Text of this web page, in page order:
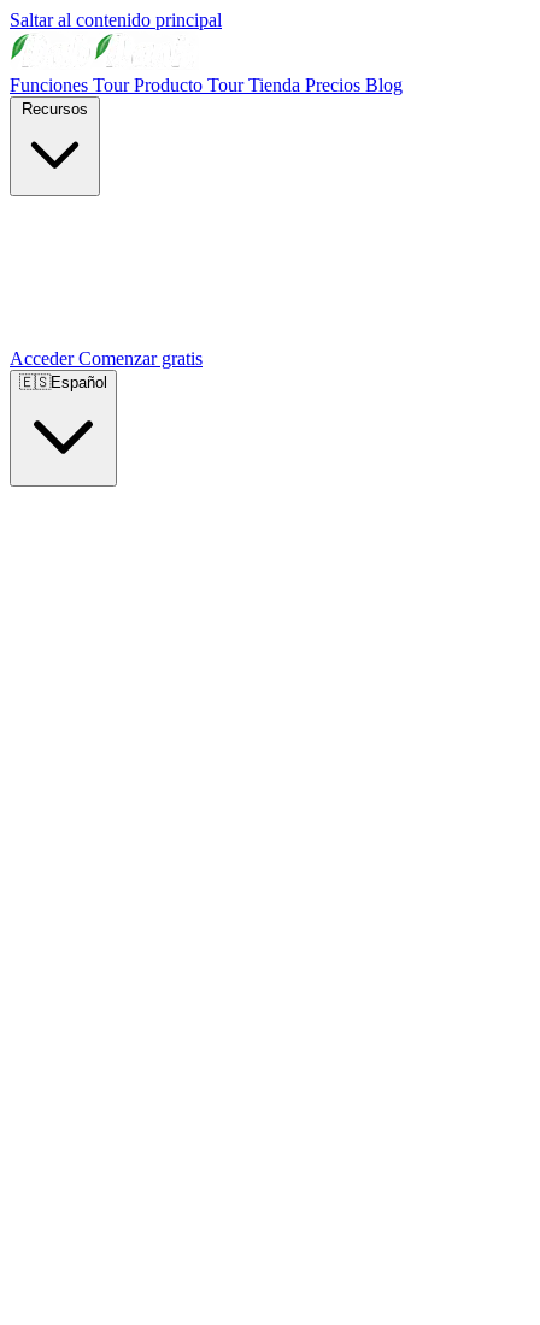
Saltar al contenido principal
Funciones Tour Producto Tour Tienda Precios Blog
AccederComenzar gratis
🇪🇸Español